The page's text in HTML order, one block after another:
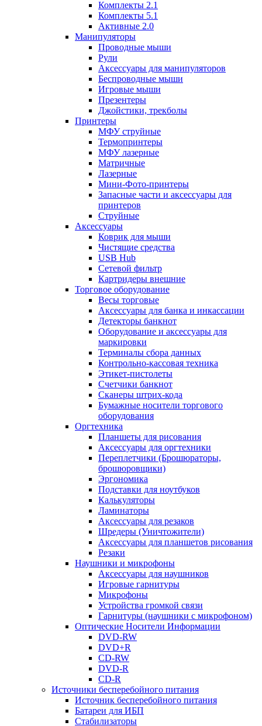
Комплекты 2.1
Комплекты 5.1
Активные 2.0
Манипуляторы
Проводные мыши
Рули
Аксессуары для манипуляторов
Беспроводные мыши
Игровые мыши
Презентеры
Джойстики, трекболы
Принтеры
МФУ струйные
Термопринтеры
МФУ лазерные
Матричные
Лазерные
Мини-Фото-принтеры
Запасные части и аксессуары для
принтеров
Струйные
Аксессуары
Коврик для мыши
Чистящие средства
USB Hub
Сетевой фильтр
Картридеры внешние
Торговое оборудование
Весы торговые
Аксессуары для банка и инкассации
Детекторы банкнот
Оборудование и аксессуары для
маркировки
Терминалы сбора данных
Контрольно-кассовая техника
Этикет-пистолеты
Счетчики банкнот
Сканеры штрих-кода
Бумажные носители торгового
оборудования
Оргтехника
Планшеты для рисования
Аксессуары для оргтехники
Переплетчики (Брошюраторы,
брошюровщики)
Эргономика
Подставки для ноутбуков
Калькуляторы
Ламинаторы
Аксессуары для резаков
Шредеры (Уничтожители)
Аксессуары для планшетов рисования
Резаки
Наушники и микрофоны
Аксессуары для наушников
Игровые гарнитуры
Микрофоны
Устройства громкой связи
Гарнитуры (наушники с микрофоном)
Оптические Носители Информации
DVD-RW
DVD+R
CD-RW
DVD-R
CD-R
Источники бесперебойного питания
Источник бесперебойного питания
Батареи для ИБП
Стабилизаторы